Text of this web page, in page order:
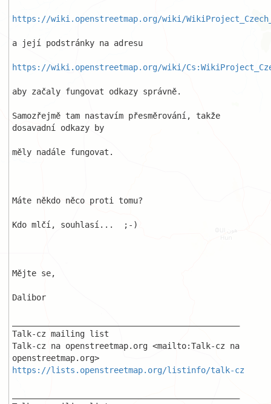
https://wiki.openstreetmap.org/wiki/
a její podstránky na adresu
https://wiki.openstreetmap.org/wiki/
aby začaly fungovat odkazy správně.
Samozřejmě tam nastavím přesměrování, takže
dosavadní odkazy by
měly nadále fungovat.
Máte někdo něco proti tomu?
Kdo mlčí, souhlasí...  ;-)
Mějte se,
Dalibor
Talk-cz mailing list
Talk-cz na openstreetmap.org <mailto:Talk-cz na
https://lists.openstreetmap.org/listinfo/talk-cz